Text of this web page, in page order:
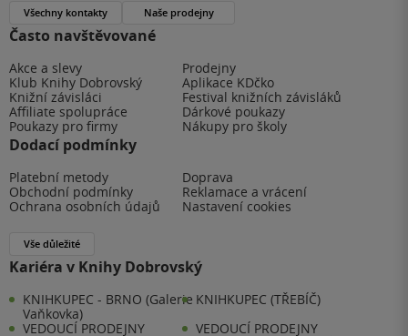
Často navštěvované
Akce a slevy
Prodejny
Klub Knihy Dobrovský
Aplikace KDčko
Knižní závisláci
Festival knižních závisláků
Affiliate spolupráce
Dárkové poukazy
Poukazy pro firmy
Nákupy pro školy
Dodací podmínky
Platební metody
Doprava
Obchodní podmínky
Reklamace a vrácení
Ochrana osobních údajů
Nastavení cookies
Vše důležité
Kariéra v Knihy Dobrovský
KNIHKUPEC - BRNO (Galerie
Vaňkovka)
KNIHKUPEC (TŘEBÍČ)
VEDOUCÍ PRODEJNY
VEDOUCÍ PRODEJNY
Všechny kontakty Naše prodejny